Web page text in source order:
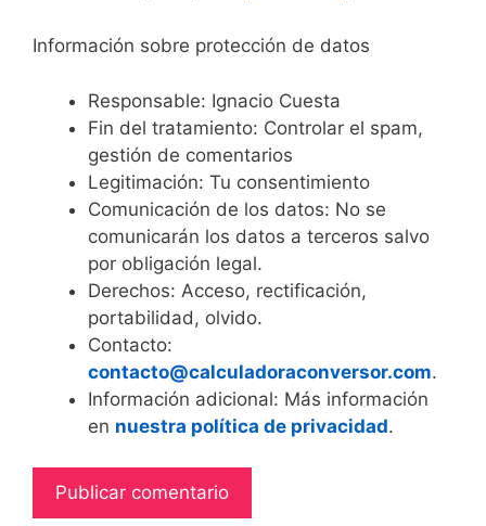
Información sobre protección de datos
Responsable: Ignacio Cuesta
Fin del tratamiento: Controlar el spam,
gestión de comentarios
Legitimación: Tu consentimiento
Comunicación de los datos: No se
comunicarán los datos a terceros salvo
por obligación legal.
Derechos: Acceso, rectificación,
portabilidad, olvido.
Contacto:
contacto@calculadoraconversor.com.
Información adicional: Más información
en nuestra política de privacidad.